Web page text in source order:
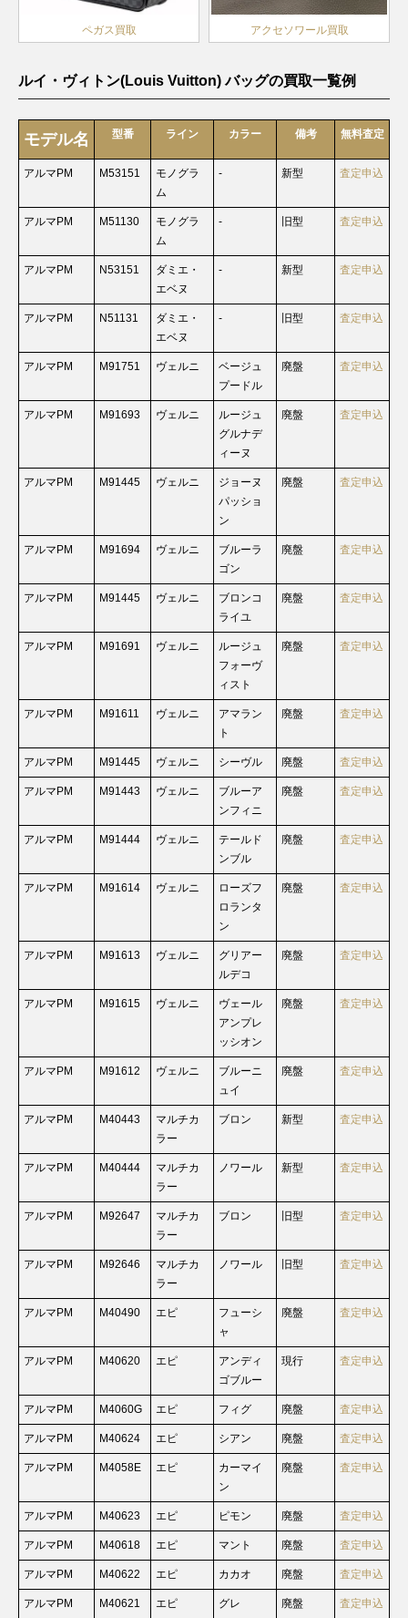
ペガス買取 アクセソワール買取
ルイ・ヴィトン(Louis Vuitton) バッグの買取一覧例
モデル名 型番 ライン カラー 備考 無料査定
アルマPM M53151
モノグラ
ム
- 新型 査定申込
アルマPM M51130
モノグラ
ム
- 旧型 査定申込
アルマPM N53151
ダミエ・
エベヌ
- 新型 査定申込
アルマPM N51131
ダミエ・
エベヌ
- 旧型 査定申込
アルマPM M91751 ヴェルニ
ベージュ
プードル
廃盤 査定申込
アルマPM M91693 ヴェルニ
ルージュ
グルナデ
ィーヌ
廃盤 査定申込
アルマPM M91445 ヴェルニ
ジョーヌ
パッショ
ン
廃盤 査定申込
アルマPM M91694 ヴェルニ
ブルーラ
ゴン
廃盤 査定申込
アルマPM M91445 ヴェルニ
ブロンコ
ライユ
廃盤 査定申込
アルマPM M91691 ヴェルニ
ルージュ
フォーヴ
ィスト
廃盤 査定申込
アルマPM M91611 ヴェルニ
アマラン
ト
廃盤 査定申込
アルマPM M91445 ヴェルニ シーヴル 廃盤 査定申込
アルマPM M91443 ヴェルニ
ブルーア
ンフィニ
廃盤 査定申込
アルマPM M91444 ヴェルニ
テールド
ンブル
廃盤 査定申込
アルマPM M91614 ヴェルニ
ローズフ
ロランタ
ン
廃盤 査定申込
アルマPM M91613 ヴェルニ
グリアー
ルデコ
廃盤 査定申込
アルマPM M91615 ヴェルニ
ヴェール
アンプレ
ッシオン
廃盤 査定申込
アルマPM M91612 ヴェルニ
ブルーニ
ュイ
廃盤 査定申込
アルマPM M40443
マルチカ
ラー
ブロン 新型 査定申込
アルマPM M40444
マルチカ
ラー
ノワール 新型 査定申込
アルマPM M92647
マルチカ
ラー
ブロン 旧型 査定申込
アルマPM M92646
マルチカ
ラー
ノワール 旧型 査定申込
アルマPM M40490 エピ
フューシ
ャ
廃盤 査定申込
アルマPM M40620 エピ
アンディ
ゴブルー
現行 査定申込
アルマPM M4060G エピ フィグ 廃盤 査定申込
アルマPM M40624 エピ シアン 廃盤 査定申込
アルマPM M4058E エピ
カーマイ
ン
廃盤 査定申込
アルマPM M40623 エピ ピモン 廃盤 査定申込
アルマPM M40618 エピ マント 廃盤 査定申込
アルマPM M40622 エピ カカオ 廃盤 査定申込
アルマPM M40621 エピ グレ 廃盤 査定申込